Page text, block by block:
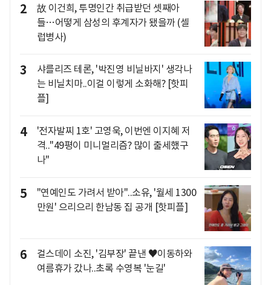
2
故 이건희, 투명인간 취급받던 셋째아
들…어떻게 삼성의 후계자가 됐을까 (셀
럽병사)
3
샤를리즈 테론, '박진영 비닐바지' 생각나
는 비닐치마..이걸 이렇게 소화해? [핫피
플]
4
'전자발찌 1호' 고영욱, 이번엔 이지혜 저
격.."49평이 미니멀리즘? 많이 출세했구
나"
5
"연예인도 가려서 받아"..소유, '월세 1300
만원' 으리으리 한남동 집 공개 [핫피플]
6
걸스데이 소진, '김부장' 끝낸 ♥이동하와
여름휴가 갔나..초록 수영복 '눈길'